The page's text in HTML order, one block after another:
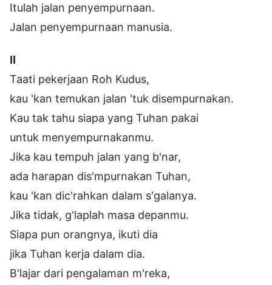
Itulah jalan penyempurnaan.
Jalan penyempurnaan manusia.
Ⅱ
Taati pekerjaan Roh Kudus,
kau 'kan temukan jalan 'tuk disempurnakan.
Kau tak tahu siapa yang Tuhan pakai
untuk menyempurnakanmu.
Jika kau tempuh jalan yang b'nar,
ada harapan dis'mpurnakan Tuhan,
kau 'kan dic'rahkan dalam s'galanya.
Jika tidak, g'laplah masa depanmu.
Siapa pun orangnya, ikuti dia
jika Tuhan kerja dalam dia.
B'lajar dari pengalaman m'reka,